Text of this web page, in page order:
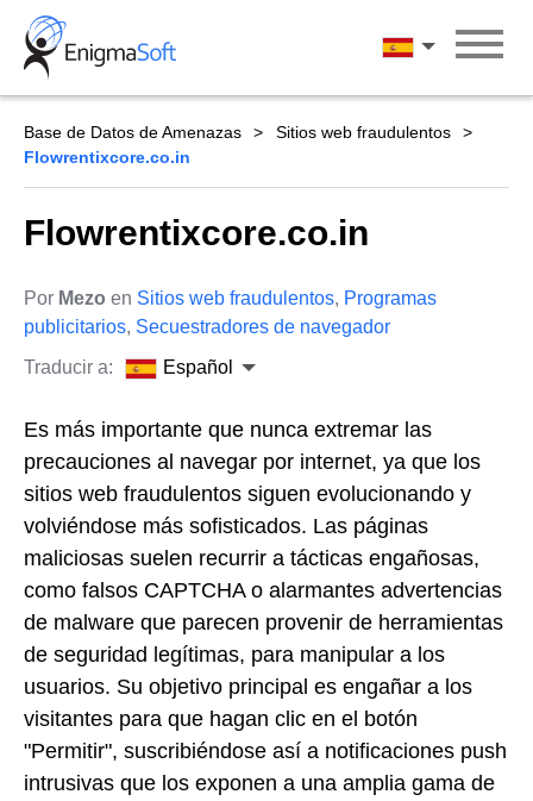
Skip
content
Español
Base de Datos de Amenazas
Sitios web fraudulentos
Flowrentixcore.co.in
Flowrentixcore.co.in
Por Mezo en Sitios web fraudulentos, Programas
publicitarios, Secuestradores de navegador
Traducir a:
Español
Es más importante que nunca extremar las
precauciones al navegar por internet, ya que los
sitios web fraudulentos siguen evolucionando y
volviéndose más sofisticados. Las páginas
maliciosas suelen recurrir a tácticas engañosas,
como falsos CAPTCHA o alarmantes advertencias
de malware que parecen provenir de herramientas
de seguridad legítimas, para manipular a los
usuarios. Su objetivo principal es engañar a los
visitantes para que hagan clic en el botón
"Permitir", suscribiéndose así a notificaciones push
intrusivas que los exponen a una amplia gama de